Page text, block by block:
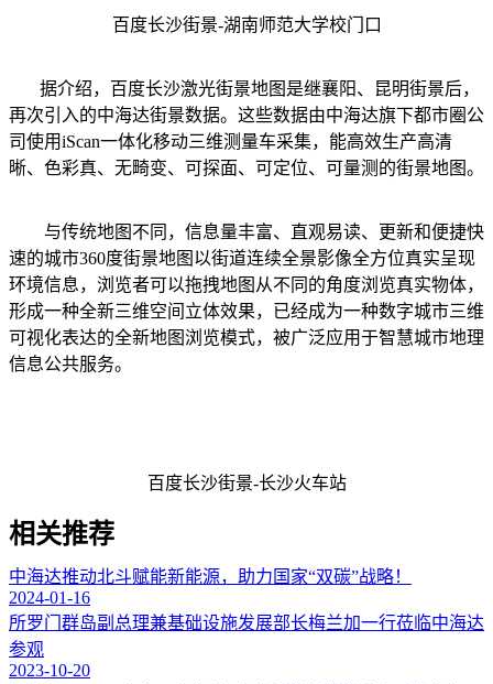
百度长沙街景-湖南师范大学校门口
据介绍，百度长沙激光街景地图是继襄阳、昆明街景后，
再次引入的中海达街景数据。这些数据由中海达旗下都市圈公
司使用iScan一体化移动三维测量车采集，能高效生产高清
晰、色彩真、无畸变、可探面、可定位、可量测的街景地图。
与传统地图不同，信息量丰富、直观易读、更新和便捷快
速的城市360度街景地图以街道连续全景影像全方位真实呈现
环境信息，浏览者可以拖拽地图从不同的角度浏览真实物体，
形成一种全新三维空间立体效果，已经成为一种数字城市三维
可视化表达的全新地图浏览模式，被广泛应用于智慧城市地理
信息公共服务。
百度长沙街景-长沙火车站
相关推荐
中海达推动北斗赋能新能源，助力国家“双碳”战略！
2024-01-16
所罗门群岛副总理兼基础设施发展部长梅兰加一行莅临中海达
参观
2023-10-20